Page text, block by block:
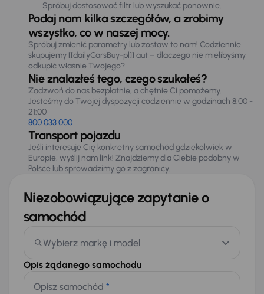
Spróbuj dostosować filtr lub wyszukać ponownie.
Podaj nam kilka szczegółów, a zrobimy
wszystko, co w naszej mocy.
Spróbuj zmienić parametry lub zostaw to nam! Codziennie
skupujemy [[dailyCarsBuy-pl]] aut – dlaczego nie mielibyśmy
odkupić właśnie Twojego?
Nie znalazłeś tego, czego szukałeś?
Zadzwoń do nas bezpłatnie, a chętnie Ci pomożemy.
Jesteśmy do Twojej dyspozycji codziennie w godzinach 8:00 -
21:00
800 033 000
Transport pojazdu
Jeśli interesuje Cię konkretny samochód gdziekolwiek w
Europie, wyślij nam link! Znajdziemy dla Ciebie podobny w
Polsce lub sprowadzimy go z zagranicy.
Niezobowiązujące zapytanie o
samochód
Wybierz markę i model
Opis żądanego samochodu
Opisz samochód *